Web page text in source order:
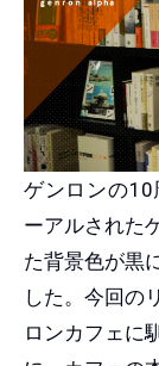
ゲンロンの
ーアルされた
た背景色が黒
した。今回の
ロンカフェに